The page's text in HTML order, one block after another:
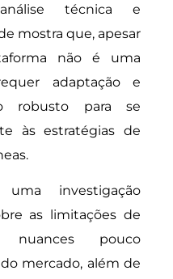
técnica e
mostra que, apesar
não é uma
adaptação e
robusto para se
às estratégias de
investigação
as limitações de
nuances pouco
mercado, além de